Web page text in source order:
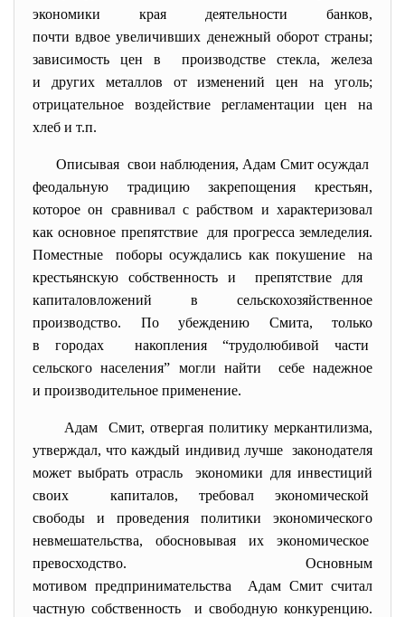
экономики края деятельности банков,
почти вдвое увеличивших денежный оборот страны;
зависимость цен в производстве стекла, железа
и других металлов от изменений цен на уголь;
отрицательное воздействие регламентации цен на
хлеб и т.п.
Описывая свои наблюдения, Адам Смит осуждал
феодальную традицию закрепощения крестьян,
которое он сравнивал с рабством и характеризовал
как основное препятствие для прогресса земледелия.
Поместные поборы осуждались как покушение на
крестьянскую собственность и препятствие для
капиталовложений в сельскохозяйственное
производство. По убеждению Смита, только
в городах накопления “трудолюбивой части
сельского населения” могли найти себе надежное
и производительное применение.
Адам Смит, отвергая политику меркантилизма,
утверждал, что каждый индивид лучше законодателя
может выбрать отрасль экономики для инвестиций
своих капиталов, требовал экономической
свободы и проведения политики экономического
невмешательства, обосновывая их экономическое
превосходство. Основным
мотивом предпринимательства Адам Смит считал
частную собственность и свободную конкуренцию.